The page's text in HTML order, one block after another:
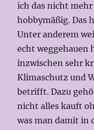
ich das nicht
hobbymäßig. Das
Unter anderem
echt weggehauen
inzwischen sehr
Klimaschutz und
betrifft. Dazu
nicht alles kauft
was man damit in